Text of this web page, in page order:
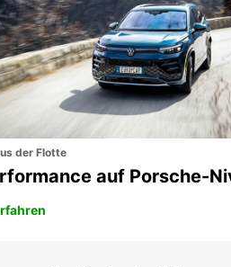
- GERMANY
der Flotte
auf Porsche-